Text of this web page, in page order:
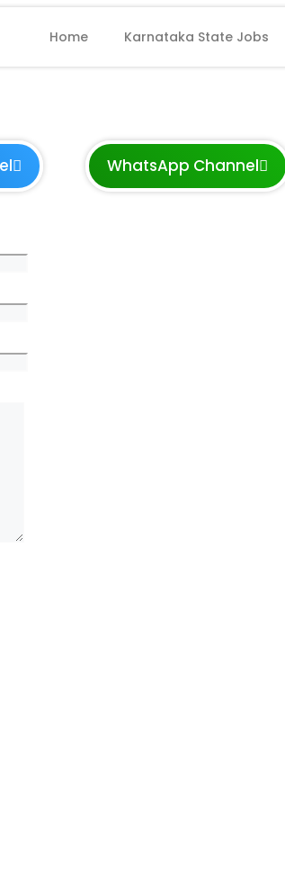
Home Karnataka State Jobs
WhatsApp Channel